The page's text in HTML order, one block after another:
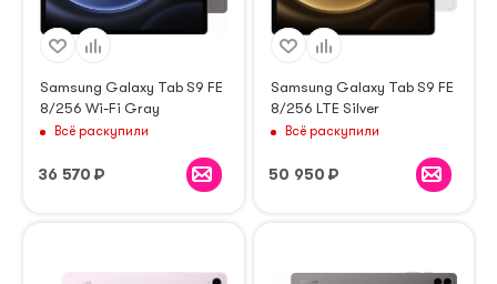
Samsung Galaxy Tab S9 FE
8/256 Wi-Fi Gray
Всё раскупили
36 570 ₽
Samsung Galaxy Tab S9 FE
8/256 LTE Silver
Всё раскупили
50 950 ₽